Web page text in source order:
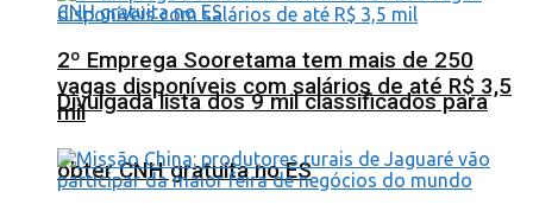
Divulgada lista dos 9 mil classificados para
obter CNH gratuita no ES
2º Emprega Sooretama tem mais de 250
vagas disponíveis com salários de até R$ 3,5
mil